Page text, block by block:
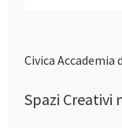
Civica
Spazi Creativi